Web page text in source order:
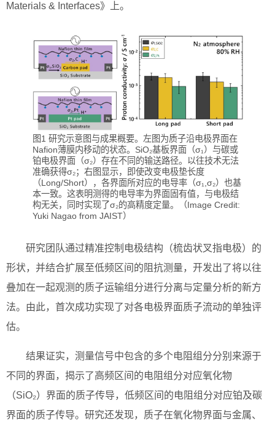
Materials & Interfaces》上。
图1 研究示意图与成果概要。左图为质子沿电极界面在
Nafion薄膜内移动的状态。SiO₂基板界面（σ₁）与碳或
铂电极界面（σ₂）存在不同的输送路径。以往技术无法
准确获得σ₂；右图显示，即使改变电极垫长度
（Long/Short），各界面所对应的电导率（σ₁,σ₂）也基
本一致。这表明测得的电导率为界面固有值，与电极结
构无关，同时实现了σ₂的高精度定量。（Image Credit:
Yuki Nagao from JAIST）
研究团队通过精准控制电极结构（梳齿状叉指电极）的
形状，并结合扩展至低频区间的阻抗测量，开发出了将以往
叠加在一起观测的质子运输组分进行分离与定量分析的新方
法。由此，首次成功实现了对各电极界面质子流动的单独评
估。
结果证实，测量信号中包含的多个电阻组分分别来源于
不同的界面，揭示了高频区间的电阻组分对应氧化物
（SiO₂）界面的质子传导，低频区间的电阻组分对应铂及碳
界面的质子传导。研究还发现，质子在氧化物界面与金属、